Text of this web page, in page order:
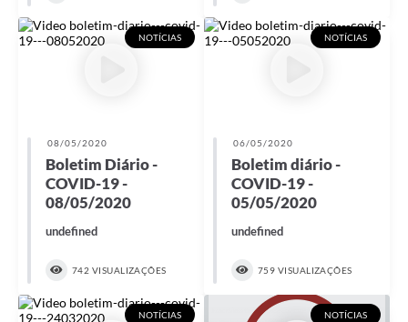
NOTÍCIAS
08/05/2020
Boletim Diário -
COVID-19 -
08/05/2020
undefined
742 VISUALIZAÇÕES
NOTÍCIAS
06/05/2020
Boletim diário -
COVID-19 -
05/05/2020
undefined
759 VISUALIZAÇÕES
NOTÍCIAS NOTÍCIAS